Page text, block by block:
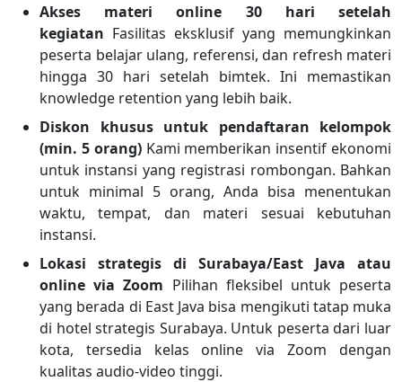
Akses materi online 30 hari setelah
kegiatan Fasilitas eksklusif yang memungkinkan
peserta belajar ulang, referensi, dan refresh materi
hingga 30 hari setelah bimtek. Ini memastikan
knowledge retention yang lebih baik.
Diskon khusus untuk pendaftaran kelompok
(min. 5 orang) Kami memberikan insentif ekonomi
untuk instansi yang registrasi rombongan. Bahkan
untuk minimal 5 orang, Anda bisa menentukan
waktu, tempat, dan materi sesuai kebutuhan
instansi.
Lokasi strategis di Surabaya/East Java atau
online via Zoom Pilihan fleksibel untuk peserta
yang berada di East Java bisa mengikuti tatap muka
di hotel strategis Surabaya. Untuk peserta dari luar
kota, tersedia kelas online via Zoom dengan
kualitas audio-video tinggi.